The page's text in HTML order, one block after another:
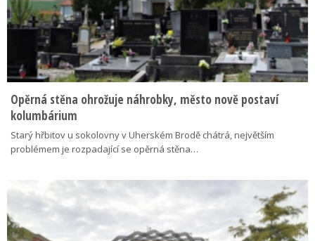
Opěrná stěna ohrožuje náhrobky, město nově postaví
kolumbárium
Starý hřbitov u sokolovny v Uherském Brodě chátrá, největším
problémem je rozpadající se opěrná stěna…